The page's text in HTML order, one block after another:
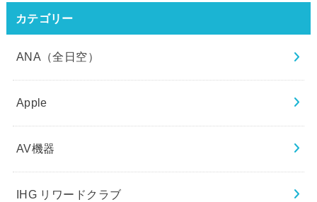
カテゴリー
ANA（全日空）
Apple
AV機器
IHG リワードクラブ